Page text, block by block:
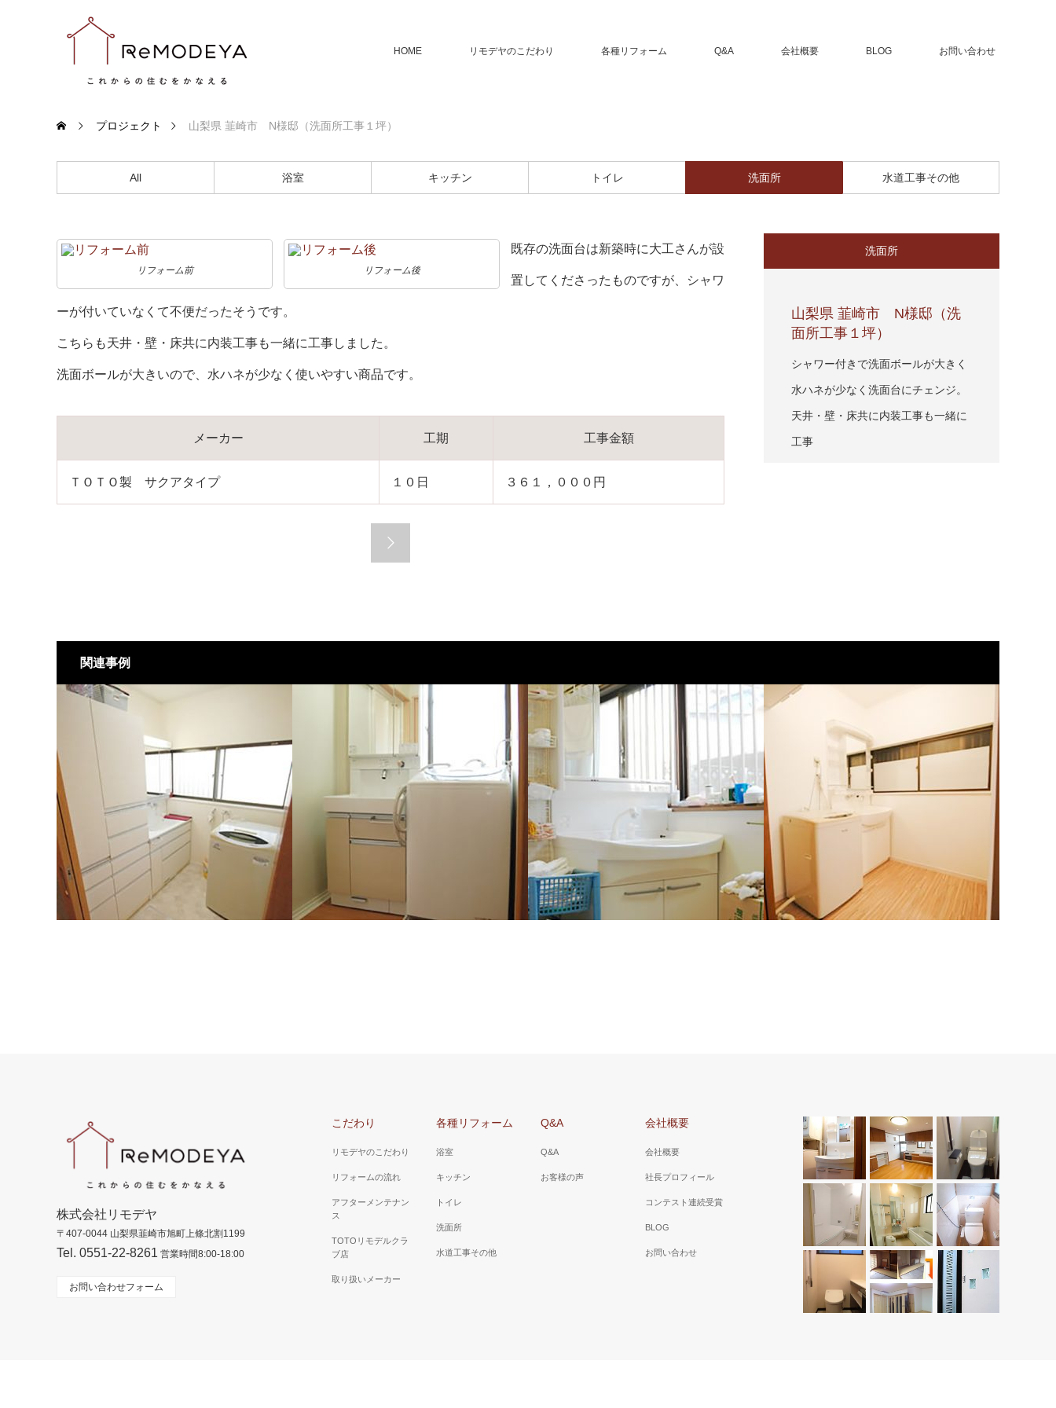
HOME リモデヤのこだわり 各種リフォーム Q&A 会社概要 BLOG お問い合わせ
プロジェクト 山梨県 韮崎市 N様邸（洗面所工事１坪）
All 浴室 キッチン トイレ 洗面所 水道工事その他
洗面所
山梨県 韮崎市 N様邸（洗
面所工事１坪）
シャワー付きで洗面ボールが大きく
水ハネが少なく洗面台にチェンジ。
天井・壁・床共に内装工事も一緒に
工事
リフォーム前 リフォーム後
既存の洗面台は新築時に大工さんが設
置してくださったものですが、シャワ
ーが付いていなくて不便だったそうです。
こちらも天井・壁・床共に内装工事も一緒に工事しました。
洗面ボールが大きいので、水ハネが少なく使いやすい商品です。
メーカー 工期 工事金額
ＴＯＴＯ製 サクアタイプ １０日 ３６１，０００円
関連事例
した。
こだわり
リモデヤのこだわり
リフォームの流れ
アフターメンテナン
ス
TOTOリモデルクラ
ブ店
取り扱いメーカー
各種リフォーム
浴室
キッチン
トイレ
洗面所
水道工事その他
Q&A
Q&A
お客様の声
会社概要
会社概要
社長プロフィール
コンテスト連続受賞
BLOG
お問い合わせ
株式会社リモデヤ
〒407-0044 山梨県韮崎市旭町上條北割1199
Tel. 0551-22-8261 営業時間8:00-18:00
お問い合わせフォーム